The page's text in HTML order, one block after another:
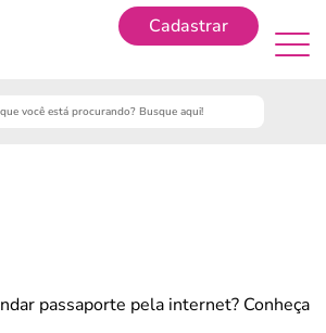
Cadastrar
passaporte pela internet? Conheça